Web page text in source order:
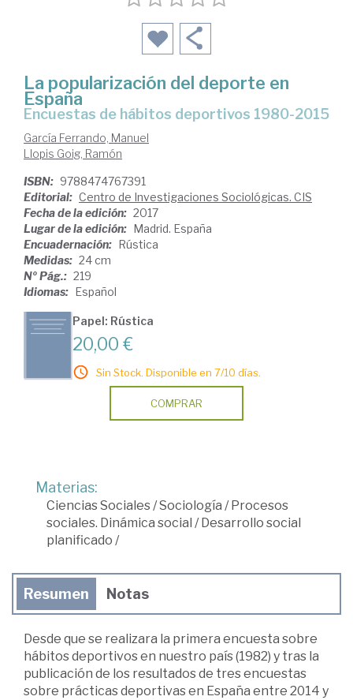
La popularización del deporte en
España
Encuestas de hábitos deportivos 1980-2015
García Ferrando, Manuel
Llopis Goig, Ramón
ISBN: 9788474767391
Editorial: Centro de Investigaciones Sociológicas. CIS
Fecha de la edición: 2017
Lugar de la edición: Madrid. España
Encuadernación: Rústica
Medidas: 24 cm
Nº Pág.: 219
Idiomas: Español
Papel: Rústica
20,00 €
Sin Stock. Disponible en 7/10 días.
COMPRAR
Materias:
Ciencias Sociales/Sociología /Procesos
sociales. Dinámica social /Desarrollo social
planificado /
Resumen Notas
Desde que se realizara la primera encuesta sobre
hábitos deportivos en nuestro país (1982) y tras la
publicación de los resultados de tres encuestas
sobre prácticas deportivas en España entre 2014 y